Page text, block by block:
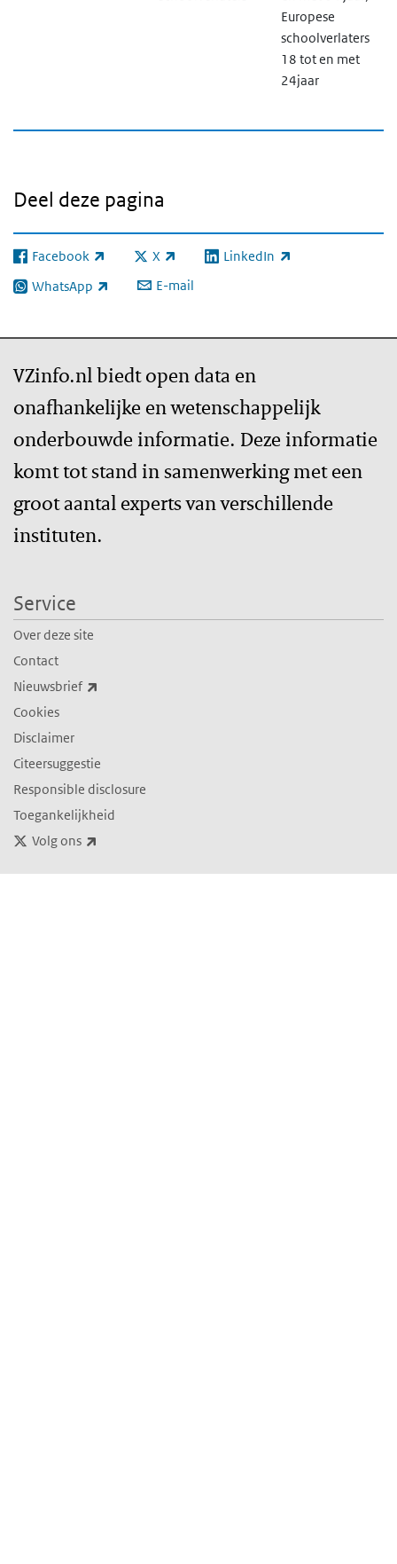
Europese
schoolverlaters
18 tot en met
24jaar
Deel deze pagina
Facebook
(externe link) X
(externe link) LinkedIn
(externe link)
WhatsApp
(externe link) E-mail
VZinfo.nl biedt open data en
onafhankelijke en wetenschappelijk
onderbouwde informatie. Deze informatie
komt tot stand in samenwerking met een
groot aantal experts van verschillende
instituten.
Service
Over deze site
Contact
Nieuwsbrief
Cookies
Disclaimer
Citeersuggestie
Responsible disclosure
Toegankelijkheid
Volg ons